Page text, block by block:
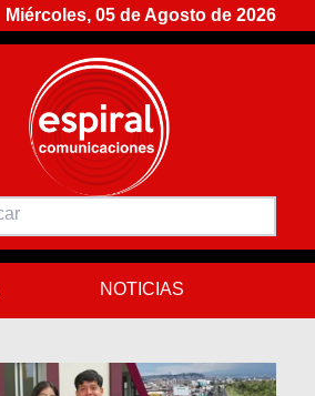
Miércoles, 05 de Agosto de 2026
NOTICIAS